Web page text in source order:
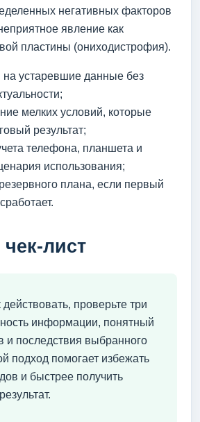
негативных факторов
явление как
пластины (ониходистрофия).
на устаревшие данные без
мелких условий, которые
результат;
телефона, планшета и
использования;
плана, если первый
лист
проверьте три
информации, понятный
и последствия выбранного
подход помогает избежать
и быстрее получить